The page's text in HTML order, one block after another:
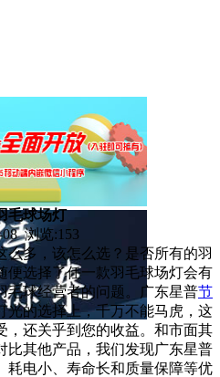
毛球场灯
08 浏览:153
多，该怎么选？是否所有的羽
便选择了任一款羽毛球场灯会有
毛球经营者的问题。广东星普节
光的选择上，千万不能马虎，这
，还关乎到您的收益。和市面其
比其他产品，我们发现广东星普
耗电小、寿命长和质量保障等优